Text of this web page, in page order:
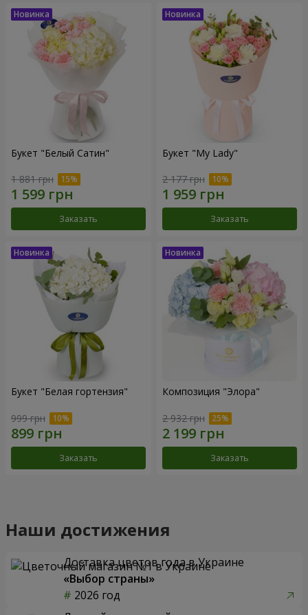
Букет "Белый Сатин"
1 881 грн
Заказать
Букет "My Lady"
2 177 грн
Заказать
Букет "Белая гортензия"
999 грн
Заказать
Композиция "Элора"
2 932 грн
Заказать
Наши достижения
Доставка цветов года в Украине
«Выбор страны»
2026 год